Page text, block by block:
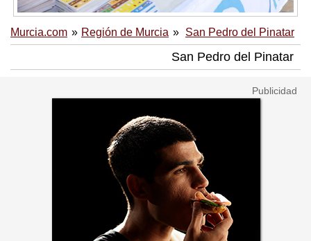
Murcia.com Región de Murcia San Pedro del Pinatar
San Pedro del Pinatar